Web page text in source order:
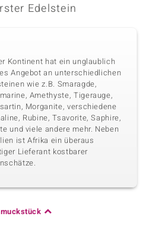
Edelstein
Kontinent hat ein unglaublich
Angebot an unterschiedlichen
wie z.B. Smaragde,
Amethyste, Tigerauge,
Morganite, verschiedene
Rubine, Tsavorite, Saphire,
und viele andere mehr. Neben
ist Afrika ein überaus
Lieferant kostbarer